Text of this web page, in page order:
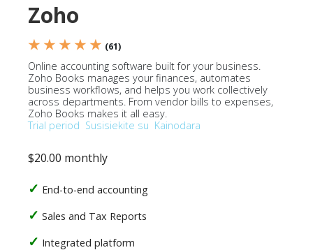
Zoho
★ ★ ★ ★ ★ (61)
Online accounting software built for your business.
Zoho Books manages your finances, automates
business workflows, and helps you work collectively
across departments. From vendor bills to expenses,
Zoho Books makes it all easy.
Trial period Susisiekite su Kainodara
$20.00 monthly
End-to-end accounting
Sales and Tax Reports
Integrated platform